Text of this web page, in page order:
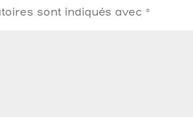
sont indiqués avec *